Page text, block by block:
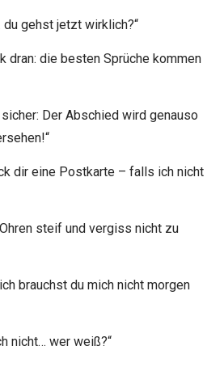
du gehst jetzt wirklich?“
dran: die besten Sprüche kommen
Der Abschied wird genauso
dir eine Postkarte – falls ich nicht
steif und vergiss nicht zu
brauchst du mich nicht morgen
nicht… wer weiß?“